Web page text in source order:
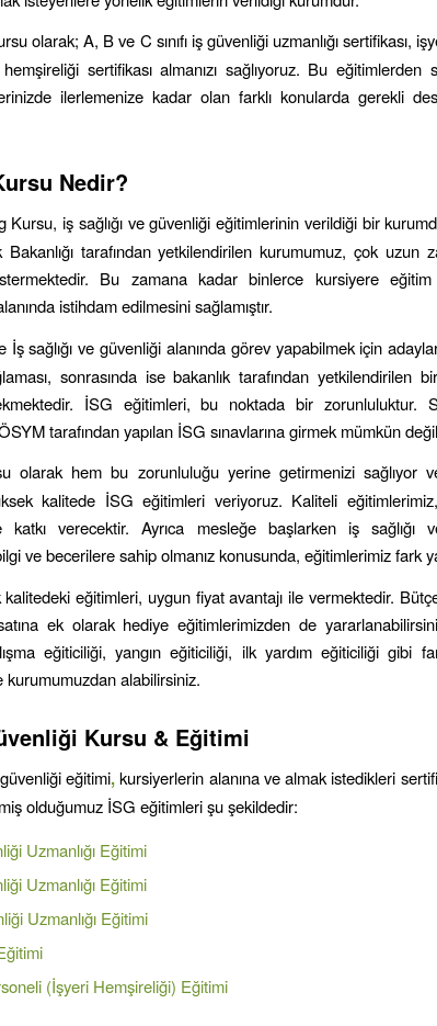
olarak; A, B ve C sınıfı iş güvenliği uzmanlığı sertifikası,
sertifikası almanızı sağlıyoruz. Bu
ilerlemenize kadar olan farklı konularda gerekli
Nedir?
Kursu, iş sağlığı ve güvenliği eğitimlerinin verildiği bir
tarafından yetkilendirilen kurumumuz, çok uzun
Bu zamana kadar binlerce kursiyere
istihdam edilmesini sağlamıştır.
İş sağlığı ve güvenliği alanında görev yapabilmek için
sonrasında ise bakanlık tarafından yetkilendirilen
İSG eğitimleri, bu noktada bir zorunluluktur.
tarafından yapılan İSG sınavlarına girmek mümkün
olarak hem bu zorunluluğu yerine getirmenizi sağlıyor
kalitede İSG eğitimleri veriyoruz. Kaliteli
katkı verecektir. Ayrıca mesleğe başlarken iş sağlığı
ve becerilere sahip olmanız konusunda, eğitimlerimiz fark
eğitimleri, uygun fiyat avantajı ile vermektedir.
ek olarak hediye eğitimlerimizden de
eğiticiliği, yangın eğiticiliği, ilk yardım eğiticiliği gibi
kurumumuzdan alabilirsiniz.
Kursu & Eğitimi
eğitimi,kursiyerlerin alanına ve almak istedikleri
olduğumuz İSG eğitimleri şu şekildedir:
Uzmanlığı Eğitimi
Uzmanlığı Eğitimi
Uzmanlığı Eğitimi
(İşyeri Hemşireliği) Eğitimi